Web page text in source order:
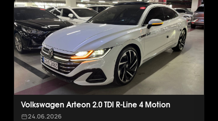
Volkswagen Arteon 2.0 TDI R-Line 4 Motion
24.06.2026